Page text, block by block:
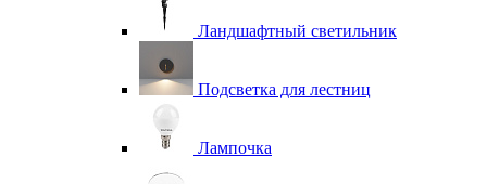
Ландшафтный светильник
Подсветка для лестниц
Лампочка